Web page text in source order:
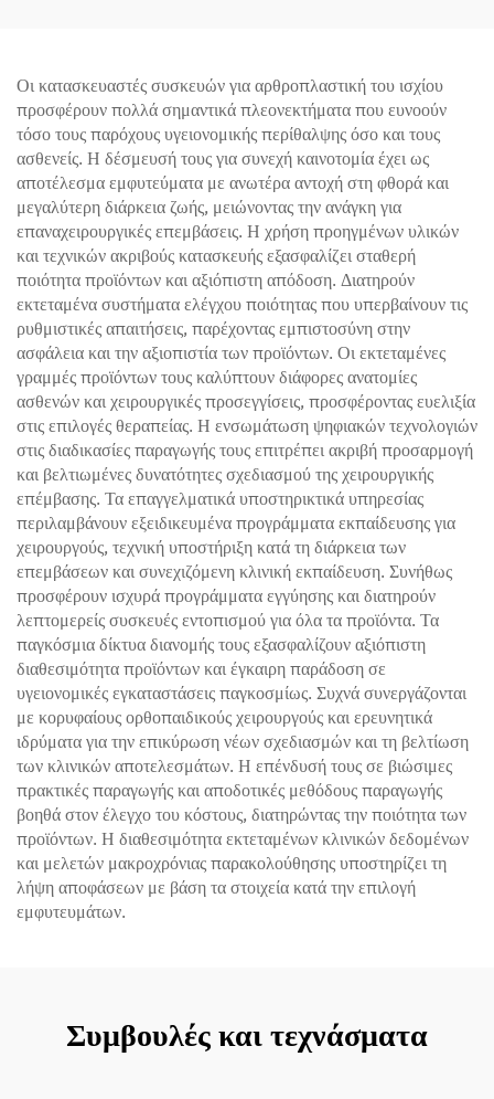
Οι κατασκευαστές συσκευών για αρθροπλαστική του ισχίου
προσφέρουν πολλά σημαντικά πλεονεκτήματα που ευνοούν
τόσο τους παρόχους υγειονομικής περίθαλψης όσο και τους
ασθενείς. Η δέσμευσή τους για συνεχή καινοτομία έχει ως
αποτέλεσμα εμφυτεύματα με ανωτέρα αντοχή στη φθορά και
μεγαλύτερη διάρκεια ζωής, μειώνοντας την ανάγκη για
επαναχειρουργικές επεμβάσεις. Η χρήση προηγμένων υλικών
και τεχνικών ακριβούς κατασκευής εξασφαλίζει σταθερή
ποιότητα προϊόντων και αξιόπιστη απόδοση. Διατηρούν
εκτεταμένα συστήματα ελέγχου ποιότητας που υπερβαίνουν τις
ρυθμιστικές απαιτήσεις, παρέχοντας εμπιστοσύνη στην
ασφάλεια και την αξιοπιστία των προϊόντων. Οι εκτεταμένες
γραμμές προϊόντων τους καλύπτουν διάφορες ανατομίες
ασθενών και χειρουργικές προσεγγίσεις, προσφέροντας ευελιξία
στις επιλογές θεραπείας. Η ενσωμάτωση ψηφιακών τεχνολογιών
στις διαδικασίες παραγωγής τους επιτρέπει ακριβή προσαρμογή
και βελτιωμένες δυνατότητες σχεδιασμού της χειρουργικής
επέμβασης. Τα επαγγελματικά υποστηρικτικά υπηρεσίας
περιλαμβάνουν εξειδικευμένα προγράμματα εκπαίδευσης για
χειρουργούς, τεχνική υποστήριξη κατά τη διάρκεια των
επεμβάσεων και συνεχιζόμενη κλινική εκπαίδευση. Συνήθως
προσφέρουν ισχυρά προγράμματα εγγύησης και διατηρούν
λεπτομερείς συσκευές εντοπισμού για όλα τα προϊόντα. Τα
παγκόσμια δίκτυα διανομής τους εξασφαλίζουν αξιόπιστη
διαθεσιμότητα προϊόντων και έγκαιρη παράδοση σε
υγειονομικές εγκαταστάσεις παγκοσμίως. Συχνά συνεργάζονται
με κορυφαίους ορθοπαιδικούς χειρουργούς και ερευνητικά
ιδρύματα για την επικύρωση νέων σχεδιασμών και τη βελτίωση
των κλινικών αποτελεσμάτων. Η επένδυσή τους σε βιώσιμες
πρακτικές παραγωγής και αποδοτικές μεθόδους παραγωγής
βοηθά στον έλεγχο του κόστους, διατηρώντας την ποιότητα των
προϊόντων. Η διαθεσιμότητα εκτεταμένων κλινικών δεδομένων
και μελετών μακροχρόνιας παρακολούθησης υποστηρίζει τη
λήψη αποφάσεων με βάση τα στοιχεία κατά την επιλογή
εμφυτευμάτων.
Συμβουλές και τεχνάσματα